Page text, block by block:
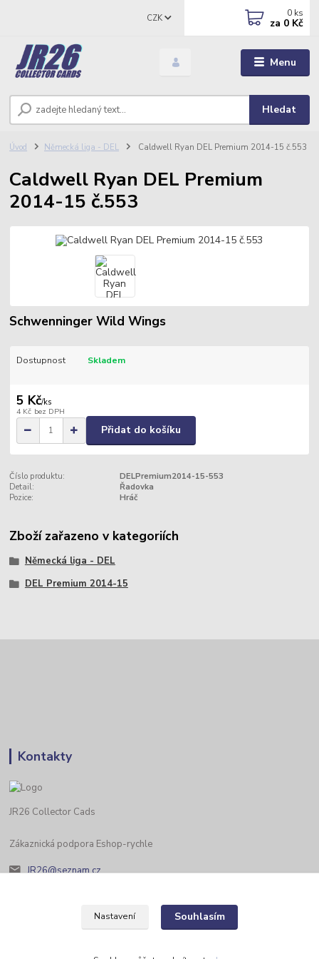
Menu
CZK
Hledat
0 ks
za 0 Kč
Úvod Německá liga - DEL Caldwell Ryan DEL Premium 2014-15 č.553
Caldwell Ryan DEL Premium
2014-15 č.553
Schwenninger Wild Wings
Dostupnost Skladem
5 Kč/ks
4 Kč bez DPH
Přidat do košíku
Číslo produktu:
DELPremium2014-15-553
Detail:
Řadovka
Pozice:
Hráč
Zboží zařazeno v kategoriích
Německá liga - DEL
DEL Premium 2014-15
Kontakty
JR26 Collector Cads
Zákaznická podpora Eshop-rychle
JR26@seznam.cz
Nastavení Souhlasím